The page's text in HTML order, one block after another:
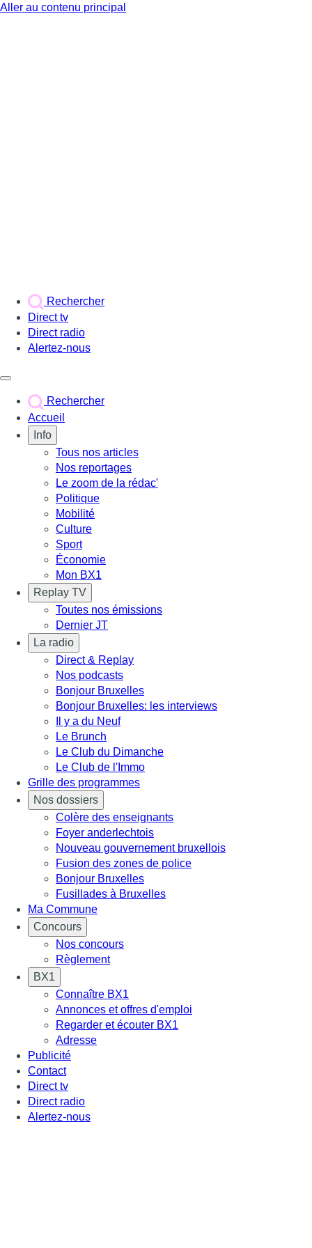
Aller au contenu principal
Rechercher
Direct tv
Direct radio
Alertez-nous
Rechercher
Accueil
Info
Tous nos articles
Nos reportages
Le zoom de la rédac'
Politique
Mobilité
Culture
Sport
Économie
Mon BX1
Replay TV
Toutes nos émissions
Dernier JT
La radio
Direct & Replay
Nos podcasts
Bonjour Bruxelles
Bonjour Bruxelles: les interviews
Il y a du Neuf
Le Brunch
Le Club du Dimanche
Le Club de l'Immo
Grille des programmes
Nos dossiers
Colère des enseignants
Foyer anderlechtois
Nouveau gouvernement bruxellois
Fusion des zones de police
Bonjour Bruxelles
Fusillades à Bruxelles
Ma Commune
Concours
Nos concours
Règlement
BX1
Connaître BX1
Annonces et offres d'emploi
Regarder et écouter BX1
Adresse
Publicité
Contact
Direct tv
Direct radio
Alertez-nous